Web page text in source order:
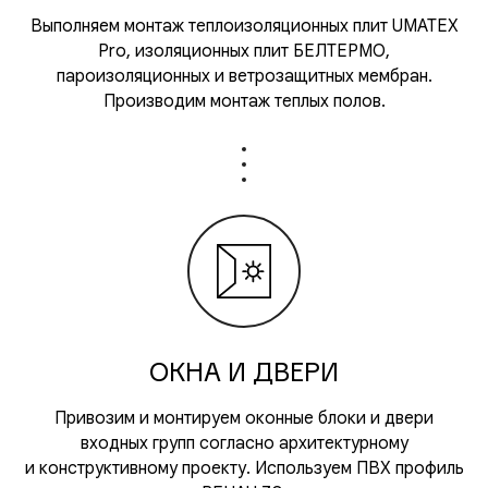
Выполняем монтаж теплоизоляционных плит UMATEX
Pro, изоляционных плит БЕЛТЕРМО,
пароизоляционных и ветрозащитных мембран.
Производим монтаж теплых полов.
ОКНА И ДВЕРИ
Привозим и монтируем оконные блоки и двери
входных групп согласно архитектурному
и конструктивному проекту. Используем ПВХ профиль